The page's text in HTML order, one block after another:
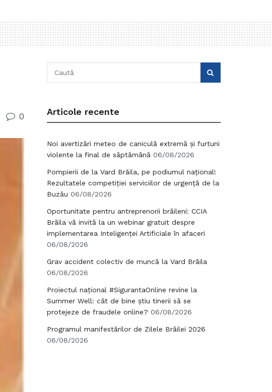
0 Articole recente
Noi avertizări meteo de caniculă extremă și furtuni
violente la final de săptămână 06/08/2026
Pompierii de la Vard Brăila, pe podiumul național!
Rezultatele competiției serviciilor de urgență de la
Buzău 06/08/2026
Oportunitate pentru antreprenorii brăileni: CCIA
Brăila vă invită la un webinar gratuit despre
implementarea Inteligenței Artificiale în afaceri
06/08/2026
Grav accident colectiv de muncă la Vard Brăila
06/08/2026
Proiectul național #SigurantaOnline revine la
Summer Well: cât de bine știu tinerii să se
protejeze de fraudele online? 06/08/2026
Programul manifestărilor de Zilele Brăilei 2026
06/08/2026